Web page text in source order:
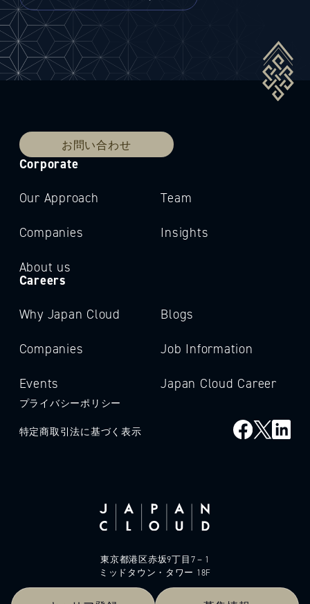
お問い合わせ
Corporate
Our Approach
Companies
About us
Team
Insights
Careers
Why Japan Cloud
Companies
Events
Blogs
Job Information
Japan Cloud Career
プライバシーポリシー
特定商取引法に基づく表示
東京都港区赤坂9丁目7－1
ミッドタウン・タワー 18F